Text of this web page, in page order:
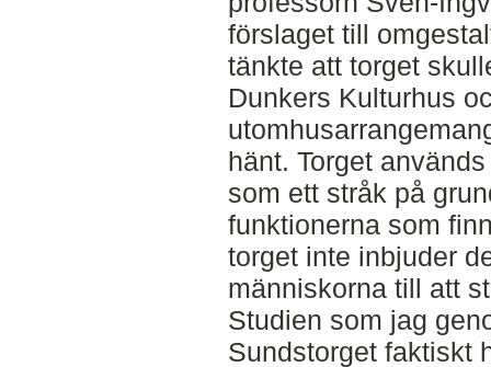
förslaget till
tänkte att torget
Dunkers Kulturhus
hänt. Torget
som ett stråk på
funktionerna som
torget inte inbjuder
människorna till att
Studien som jag
Sundstorget faktiskt